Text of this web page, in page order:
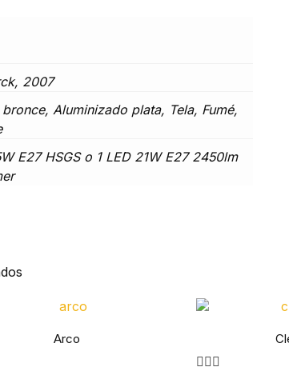
2007
Aluminizado plata, Tela, Fumé,
E27 HSGS o 1 LED 21W E27 2450lm
Arco